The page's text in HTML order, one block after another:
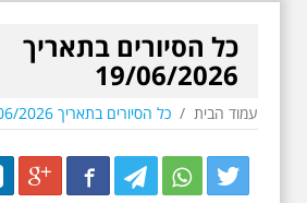
כל הסיורים בתאריך
19/06/2026
עמוד הבית / כל הסיורים בתאריך 19/06/2026
Twitter
Twitter
Twitter